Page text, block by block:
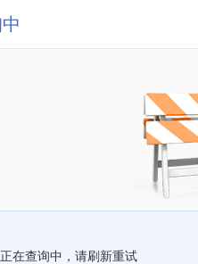
正在查询中，请刷新重试